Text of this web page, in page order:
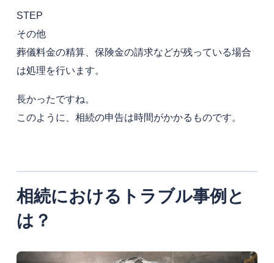
STEP
その他
葬儀料金の精算、保険金の請求などが残っている場合
は処理を行います。
長かったですね。
このように、相続の申告は時間がかかるものです。
相続におけるトラブル事例と
は？